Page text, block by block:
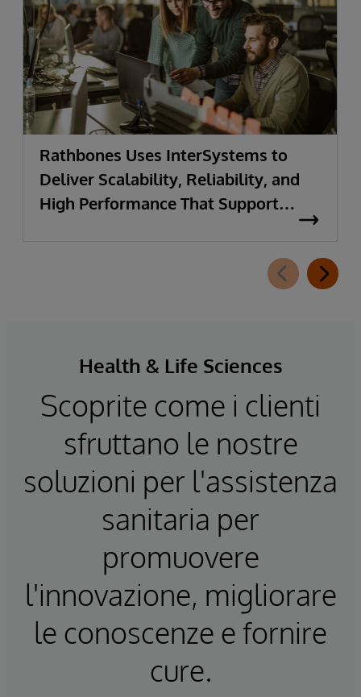
Rathbones Uses InterSystems to
Deliver Scalability, Reliability, and
High Performance That Support
Health & Life Sciences
Scoprite come i clienti
sfruttano le nostre
soluzioni per l'assistenza
sanitaria per
promuovere
l'innovazione, migliorare
le conoscenze e fornire
cure.